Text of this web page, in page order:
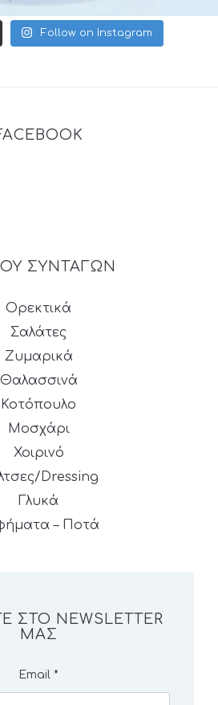
Follow on Instagram
ΣΥΝΤΑΓΩΝ
Ορεκτικά
Σαλάτες
Ζυμαρικά
Θαλασσινά
Κοτόπουλο
Μοσχάρι
Χοιρινό
Dressing
Γλυκά
– Ποτά
ΣΤΟ NEWSLETTER
ΜΑΣ
Email *